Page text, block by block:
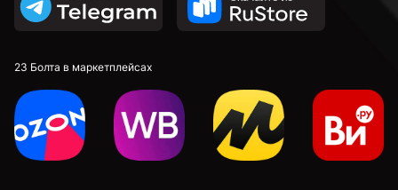
23 Болта в маркетплейсах